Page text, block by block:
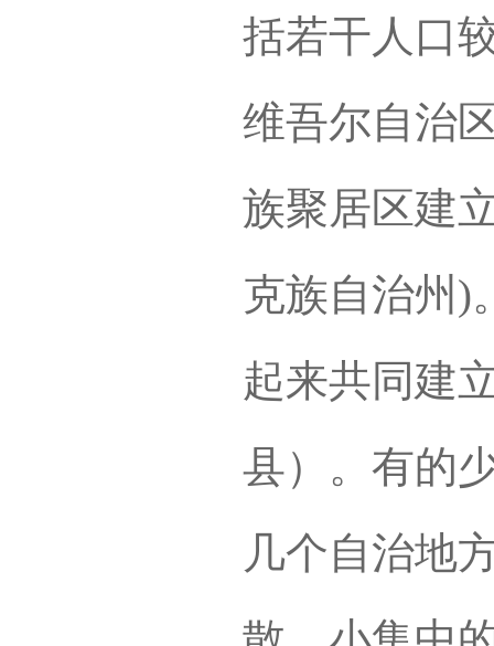
括若干人口
维吾尔自治
族聚居区建
克族自治州)
起来共同建
县）。有的
几个自治地